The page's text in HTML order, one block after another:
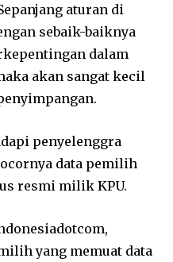
aturan di
sebaik-baiknya
dalam
akan sangat kecil
penyelenggra
data pemilih
resmi milik KPU.
yang memuat data